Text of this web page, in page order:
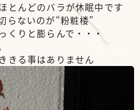
とんどのバラが休眠中です
らないのが“粉粧楼”
くりと膨らんで・・・
きる事はありません